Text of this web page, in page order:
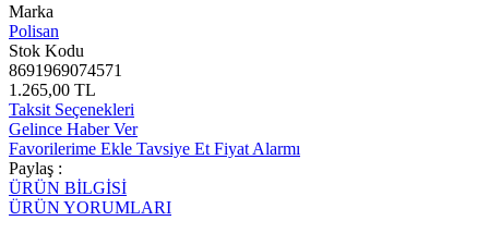
Marka
Polisan
Stok Kodu
8691969074571
1.265,00 TL
Taksit Seçenekleri
Gelince Haber Ver
Favorilerime Ekle Tavsiye Et Fiyat Alarmı
Paylaş :
ÜRÜN BİLGİSİ
ÜRÜN YORUMLARI